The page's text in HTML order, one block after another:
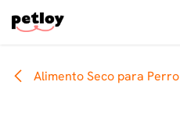
Alimento Seco para Perro